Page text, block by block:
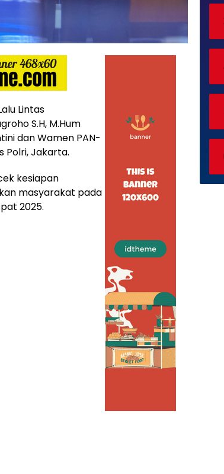
Lintas
S.H, M.Hum
dan Wamen PAN-
Polri, Jakarta.
kesiapan
masyarakat pada
2025.